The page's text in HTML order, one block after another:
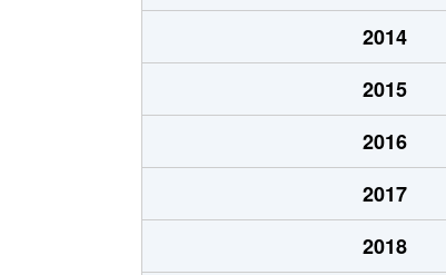
2,900万円
3,200万円
380万円
1,800万円
3,000万円
2014
2015
2016
2017
2018